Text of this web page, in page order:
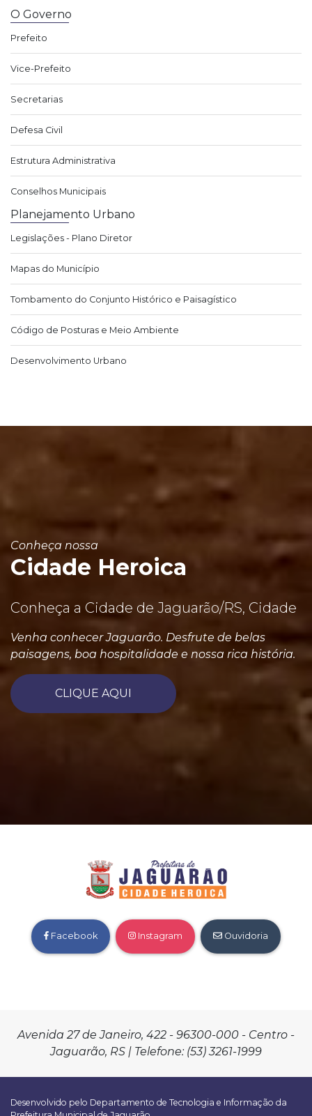
O Governo
Prefeito
Vice-Prefeito
Secretarias
Defesa Civil
Estrutura Administrativa
Conselhos Municipais
Planejamento Urbano
Legislações - Plano Diretor
Mapas do Município
Tombamento do Conjunto Histórico e Paisagístico
Código de Posturas e Meio Ambiente
Desenvolvimento Urbano
Conheça nossa
Cidade Heroica
Conheça a Cidade de Jaguarão/RS, Cidade
Venha conhecer Jaguarão. Desfrute de belas
paisagens, boa hospitalidade e nossa rica história.
CLIQUE AQUI
Facebook Instagram Ouvidoria
Avenida 27 de Janeiro, 422 - 96300-000 - Centro -
Jaguarão, RS | Telefone: (53) 3261-1999
Desenvolvido pelo Departamento de Tecnologia e Informação da